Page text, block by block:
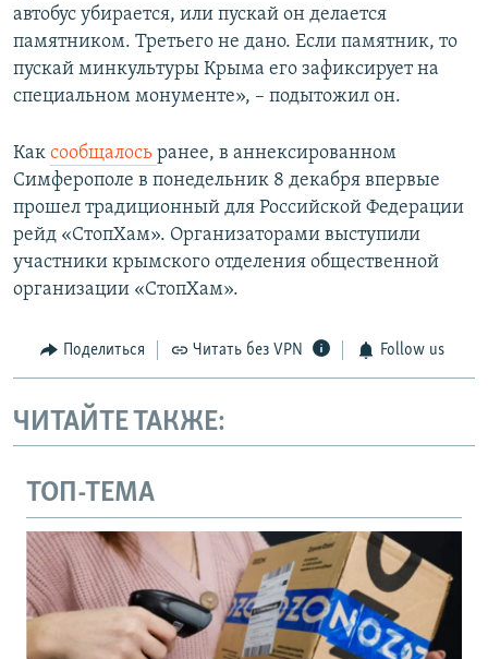
автобус убирается, или пускай он делается
памятником. Третьего не дано. Если памятник, то
пускай минкультуры Крыма его зафиксирует на
специальном монументе», – подытожил он.
Как сообщалось ранее, в аннексированном
Симферополе в понедельник 8 декабря впервые
прошел традиционный для Российской Федерации
рейд «СтопХам». Организаторами выступили
участники крымского отделения общественной
организации «СтопХам».
Поделиться Читать без VPN Follow us
ЧИТАЙТЕ ТАКЖЕ:
ТОП-ТЕМА